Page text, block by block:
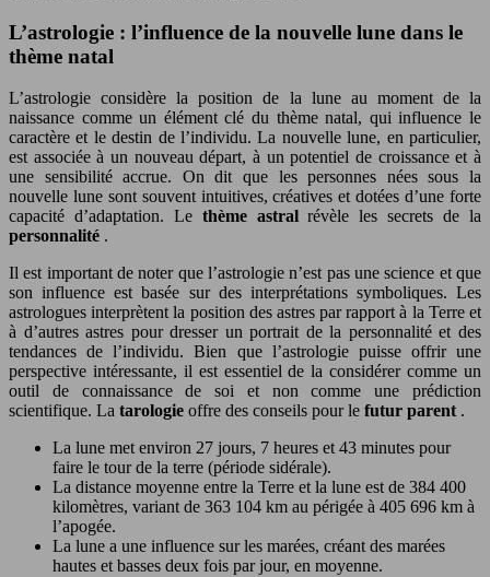
L’astrologie : l’influence de la nouvelle lune dans le
thème natal
L’astrologie considère la position de la lune au moment de la
naissance comme un élément clé du thème natal, qui influence le
caractère et le destin de l’individu. La nouvelle lune, en particulier,
est associée à un nouveau départ, à un potentiel de croissance et à
une sensibilité accrue. On dit que les personnes nées sous la
nouvelle lune sont souvent intuitives, créatives et dotées d’une forte
capacité d’adaptation. Le thème astralrévèle les secrets de la
personnalité .
Il est important de noter que l’astrologie n’est pas une science et que
son influence est basée sur des interprétations symboliques. Les
astrologues interprètent la position des astres par rapport à la Terre et
à d’autres astres pour dresser un portrait de la personnalité et des
tendances de l’individu. Bien que l’astrologie puisse offrir une
perspective intéressante, il est essentiel de la considérer comme un
outil de connaissance de soi et non comme une prédiction
scientifique. La tarologie offre des conseils pour le futur parent .
La lune met environ 27 jours, 7 heures et 43 minutes pour
faire le tour de la terre (période sidérale).
La distance moyenne entre la Terre et la lune est de 384 400
kilomètres, variant de 363 104 km au périgée à 405 696 km à
l’apogée.
La lune a une influence sur les marées, créant des marées
hautes et basses deux fois par jour, en moyenne.